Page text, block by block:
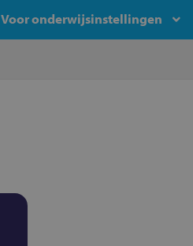
Voor onderwijsinstellingen